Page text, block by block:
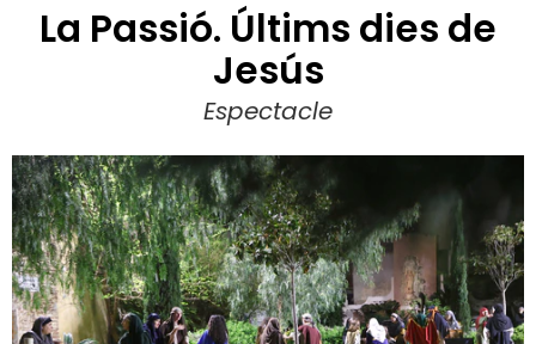
La Passió. Últims dies de
Jesús
Espectacle